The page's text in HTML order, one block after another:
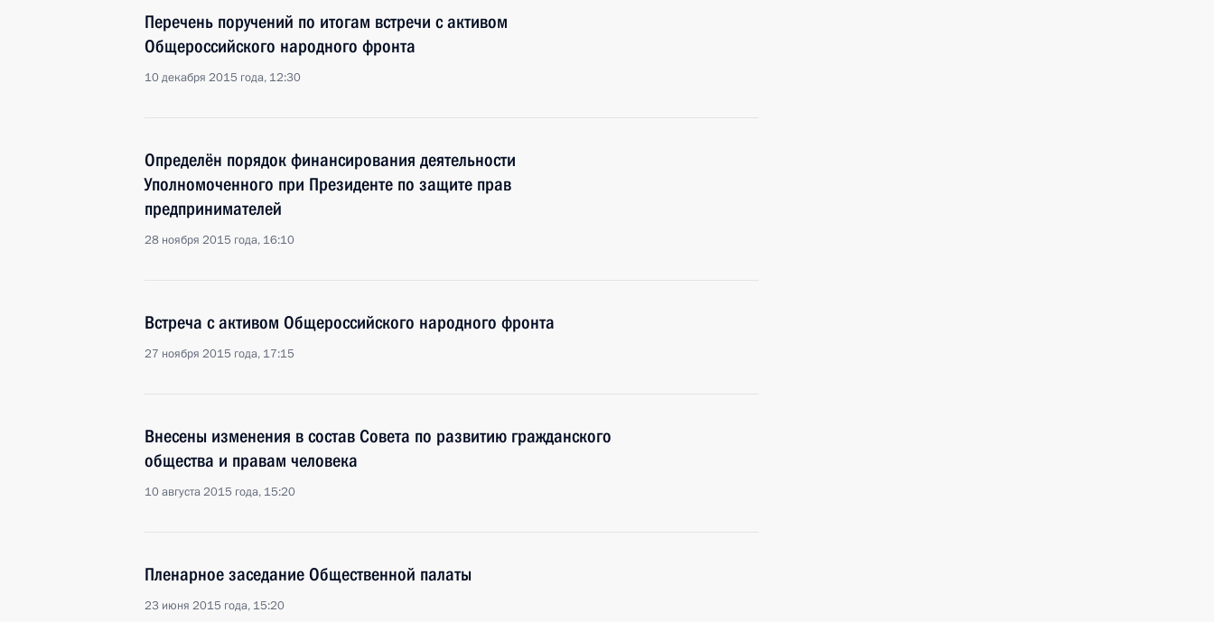
Перечень поручений по итогам встречи с активом
Общероссийского народного фронта
10 декабря 2015 года, 12:30
Определён порядок финансирования деятельности
Уполномоченного при Президенте по защите прав
предпринимателей
28 ноября 2015 года, 16:10
Встреча с активом Общероссийского народного фронта
27 ноября 2015 года, 17:15
Внесены изменения в состав Совета по развитию гражданского
общества и правам человека
10 августа 2015 года, 15:20
Пленарное заседание Общественной палаты
23 июня 2015 года, 15:20